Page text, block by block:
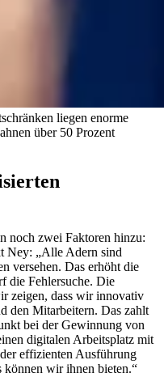
liegen enorme
über 50 Prozent
noch zwei Faktoren hinzu:
Ney: „Alle Adern sind
versehen. Das erhöht die
die Fehlersuche. Die
zeigen, dass wir innovativ
den Mitarbeitern. Das zahlt
bei der Gewinnung von
digitalen Arbeitsplatz mit
effizienten Ausführung
können wir ihnen bieten.“